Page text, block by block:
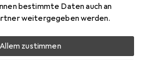
bestimmte Daten auch an
weitergegeben werden.
Allem zustimmen
Lieferanten
schneller verfügbar